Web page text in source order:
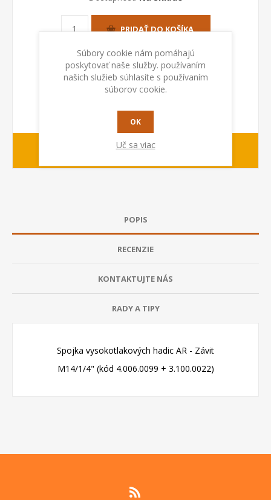
PRIDAŤ DO KOŠÍKA
Dodacia lehota:1-2 dny
POPIS
RECENZIE
KONTAKTUJTE NÁS
RADY A TIPY
Spojka vysokotlakových hadic AR - Závit
M14/1/4" (kód 4.006.0099 + 3.100.0022)
Súbory cookie nám pomáhajú
poskytovať naše služby. používaním
našich služieb súhlasíte s používaním
súborov cookie.
OK
Uč sa viac